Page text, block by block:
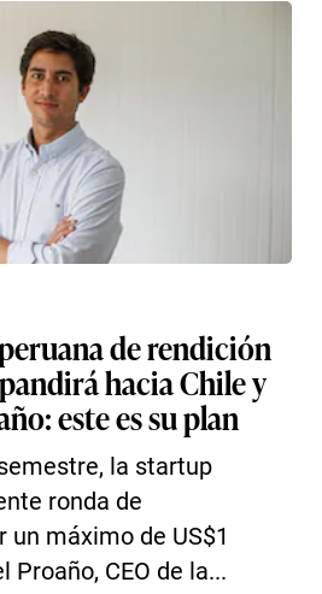
de rendición
hacia Chile y
este es su plan
la startup
ronda de
máximo de US$1
Proaño, CEO de la...